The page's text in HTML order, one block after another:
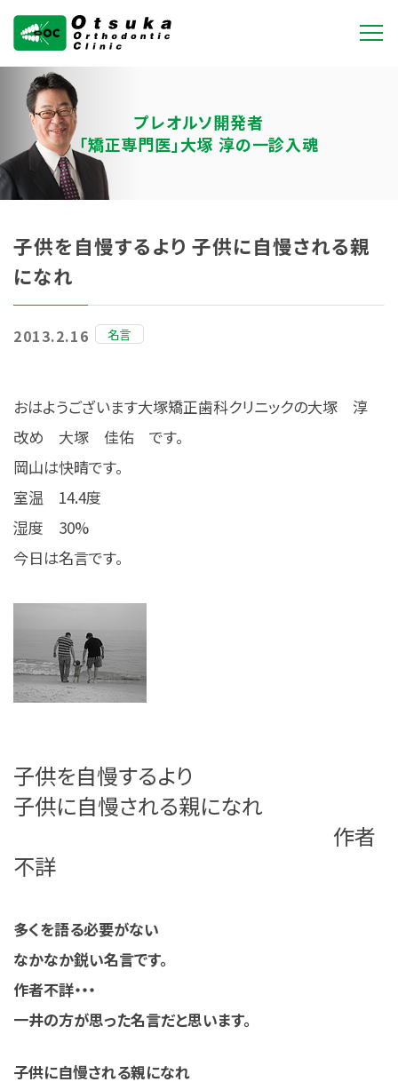
大塚矯正歯科クリニ
ック
プレオルソ開発者
「矯正専門医」大塚 淳の一診入魂
子供を自慢するより 子供に自慢される親
になれ
2013.2.16 名言
おはようございます大塚矯正歯科クリニックの大塚 淳
改め 大塚 佳佑 です。
岡山は快晴です。
室温 14.4度
湿度 30%
今日は名言です。
子供を自慢するより
子供に自慢される親になれ
作者
不詳
多くを語る必要がない
なかなか鋭い名言です。
作者不詳・・・
一井の方が思った名言だと思います。
子供に自慢される親になれ